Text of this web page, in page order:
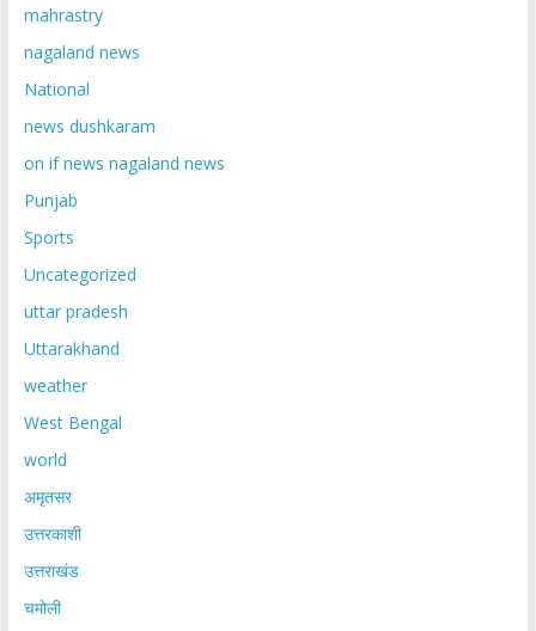
mahrastry
nagaland news
National
news dushkaram
on if news nagaland news
Punjab
Sports
Uncategorized
uttar pradesh
Uttarakhand
weather
West Bengal
world
अमृतसर
उत्तरकाशी
उत्तराखंड
चमोली